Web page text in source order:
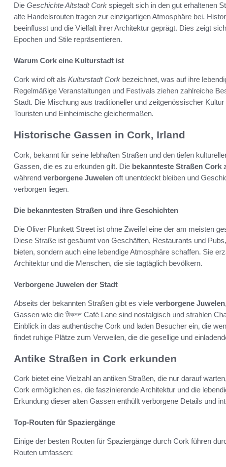
Die Geschichte Altstadt Cork spiegelt sich in den gut erhaltenen
alte Handelsrouten tragen zur einzigartigen Atmosphäre bei.
beeinflusst und die Vielfalt ihrer Architektur geprägt. Dies zeigt
Epochen und Stile repräsentieren.
Warum Cork eine Kulturstadt ist
Cork wird oft als Kulturstadt Cork bezeichnet, was auf ihre
Regelmäßige Veranstaltungen und Festivals ziehen zahlreiche
Stadt. Die Mischung aus traditioneller und zeitgenössischer
Touristen und Einheimische gleichermaßen.
Historische Gassen in Cork, Irland
Cork, bekannt für seine lebhaften Straßen und den tiefen
Gassen, die es zu erkunden gilt. Die bekannteste Straßen Cork
während verborgene Juwelen oft unentdeckt bleiben und
verborgen liegen.
Die bekanntesten Straßen und ihre Geschichten
Die Oliver Plunkett Street ist ohne Zweifel eine der am meisten
Diese Straße ist gesäumt von Geschäften, Restaurants und
bieten, sondern auch eine lebendige Atmosphäre schaffen. Sie
Architektur und die Menschen, die sie tagtäglich bevölkern.
Verborgene Juwelen der Stadt
Abseits der bekannten Straßen gibt es viele verborgene Juwelen
Gassen wie die ঠিকনল Café Lane sind nostalgisch und strahlen
Einblick in das authentische Cork und laden Besucher ein, die
findet ruhige Plätze zum Verweilen, die die gesellige und
Antike Straßen in Cork erkunden
Cork bietet eine Vielzahl an antiken Straßen, die nur darauf
Cork ermöglichen es, die faszinierende Architektur und die
Erkundung dieser alten Gassen enthüllt verborgene Details und
Top-Routen für Spaziergänge
Einige der besten Routen für Spaziergänge durch Cork führen
Routen umfassen: